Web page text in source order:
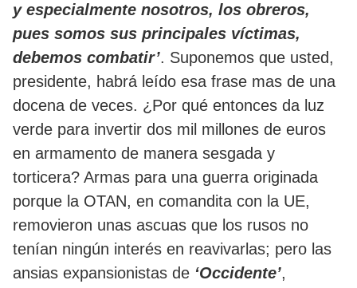
y especialmente nosotros, los obreros,
pues somos sus principales víctimas,
debemos combatir’. Suponemos que usted,
presidente, habrá leído esa frase mas de una
docena de veces. ¿Por qué entonces da luz
verde para invertir dos mil millones de euros
en armamento de manera sesgada y
torticera? Armas para una guerra originada
porque la OTAN, en comandita con la UE,
removieron unas ascuas que los rusos no
tenían ningún interés en reavivarlas; pero las
ansias expansionistas de ‘Occidente’,